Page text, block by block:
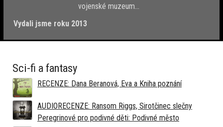
vojenské muzeum...
Vydali jsme roku 2013
Sci-fi a fantasy
RECENZE: Dana Beranová, Eva a Kniha poznání
AUDIORECENZE: Ransom Riggs, Sirotčinec slečny
Peregrinové pro podivné děti: Podivné město